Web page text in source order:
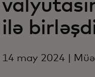
ilə
14 may 2024 |